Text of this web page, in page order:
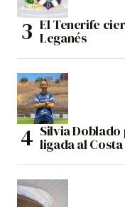
El Tenerife
Leganés
Silvia
ligada al